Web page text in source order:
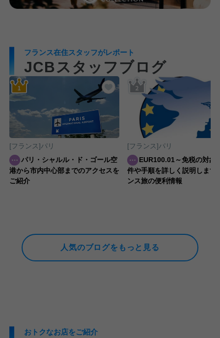
フランス在住スタッフがレポート
JCBスタッフブログ
に入りに追加する
パリ・シャルル・ド・ゴール空
港から市内中心部までのアクセスを
ご紹介
[フランス]パリ
お気に入りに追加する
EUR100.01～免税の対象
件や手順を詳しく説明します
ンス旅の便利情報
[フランス]パリ
人気のブログをもっと見る
おトクなお店をご紹介